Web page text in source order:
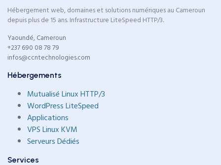
Hébergement web, domaines et solutions numériques au Cameroun
depuis plus de 15 ans. Infrastructure LiteSpeed HTTP/3.
Yaoundé, Cameroun
+237 690 08 78 79
infos@ccntechnologies.com
Hébergements
Mutualisé Linux HTTP/3
WordPress LiteSpeed
Applications
VPS Linux KVM
Serveurs Dédiés
Services